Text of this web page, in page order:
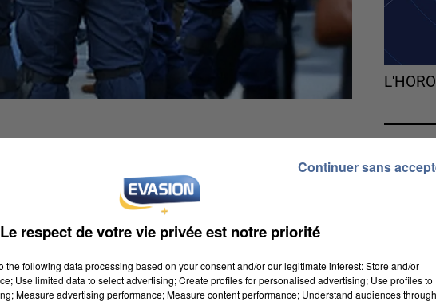
de l’A16, les manifestants ont ensuite
qui a rassemblé plus de 2.000 personnes selon
Le respect de votre vie privée est notre priorité
the following data processing based on your consent and/or our legitimate interest: Store and/or
Use limited data to select advertising; Create profiles for personalised advertising; Use profiles to
Measure advertising performance; Measure content performance; Understand audiences through
Continuer sans